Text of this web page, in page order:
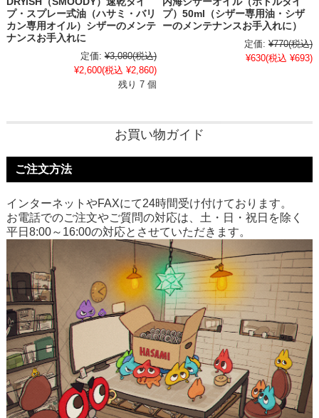
プ・スプレー式油（ハサミ・バリ
カン専用オイル）シザーのメンテ
ナンスお手入れに
定価: ¥3,080(税込)
¥2,600(税込 ¥2,860)
残り 7 個
プ）50ml（シザー専用油・シザ
ーのメンテナンスお手入れに）
定価: ¥770(税込)
¥630(税込 ¥693)
お買い物ガイド
ご注文方法
インターネットやFAXにて24時間受け付けております。
お電話でのご注文やご質問の対応は、土・日・祝日を除く
平日8:00～16:00の対応とさせていただきます。